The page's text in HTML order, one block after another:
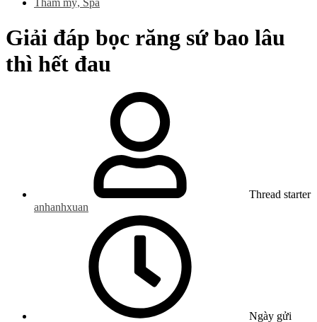
Thẫm mỹ, Spa
Giải đáp bọc răng sứ bao lâu
thì hết đau
Thread starter
anhanhxuan
Ngày gửi